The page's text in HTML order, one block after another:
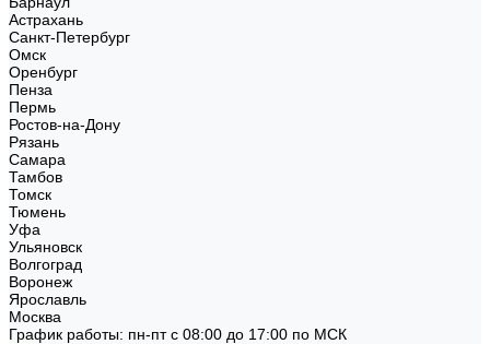
Астрахань
Санкт-Петербург
Омск
Оренбург
Пенза
Пермь
Ростов-на-Дону
Рязань
Самара
Тамбов
Томск
Тюмень
Уфа
Ульяновск
Волгоград
Воронеж
Ярославль
Москва
График работы: пн-пт с 08:00 до 17:00 по МСК